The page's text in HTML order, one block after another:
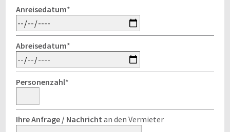
Anreisedatum*
Abreisedatum*
Personenzahl*
Ihre Anfrage / Nachricht an den Vermieter